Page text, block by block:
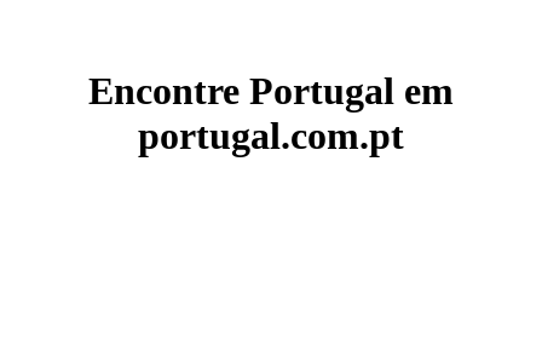
Encontre Portugal em
portugal.com.pt